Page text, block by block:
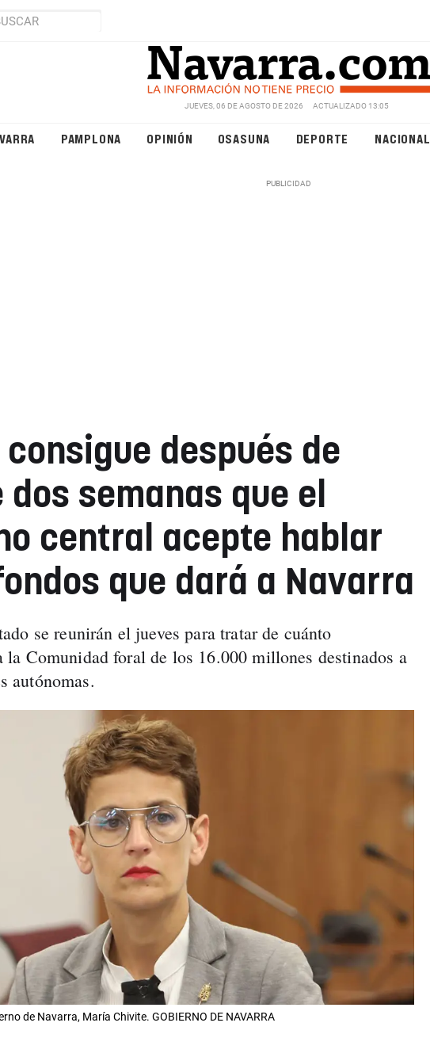
JUEVES, 06 DE AGOSTO DE 2026 ACTUALIZADO 13:05
PAMPLONA OPINIÓN OSASUNA DEPORTE NACIONAL
después de
dos semanas que el
central acepte hablar
que dará a Navarra
se reunirán el jueves para tratar de cuánto
la Comunidad foral de los 16.000 millones destinados a
autónomas.
de Navarra, María Chivite. GOBIERNO DE NAVARRA